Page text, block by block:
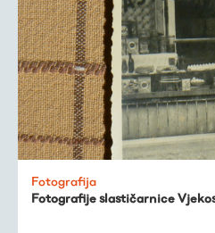
Fotografija
Fotografije slastičarnice